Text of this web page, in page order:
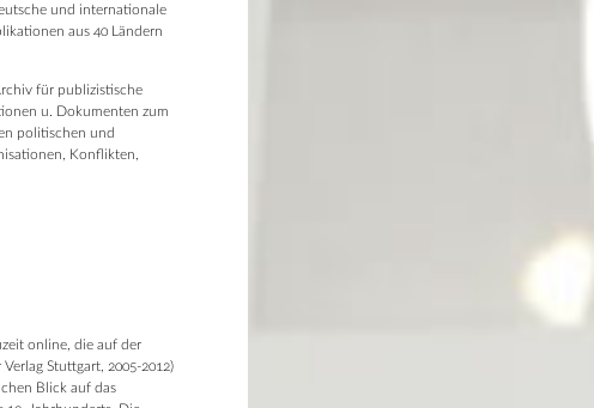
und internationale
aus 40 Ländern
für publizistische
u. Dokumenten zum
politischen und
Konflikten,
online, die auf der
Stuttgart, 2005-2012)
Blick auf das